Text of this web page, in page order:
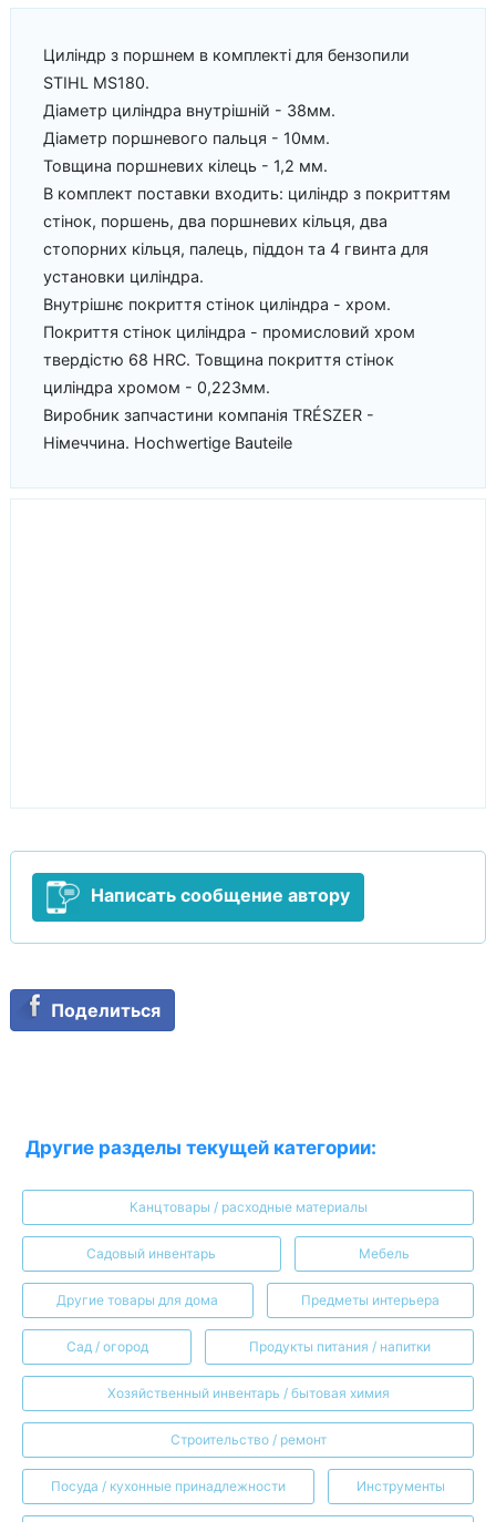
Циліндр з поршнем в комплекті для бензопили
STIHL MS180.
Діаметр циліндра внутрішній - 38мм.
Діаметр поршневого пальця - 10мм.
Товщина поршневих кілець - 1,2 мм.
В комплект поставки входить: циліндр з покриттям
стінок, поршень, два поршневих кільця, два
стопорних кільця, палець, піддон та 4 гвинта для
установки циліндра.
Внутрішнє покриття стінок циліндра - хром.
Покриття стінок циліндра - промисловий хром
твердістю 68 HRC. Товщина покриття стінок
циліндра хромом - 0,223мм.
Виробник запчастини компанія TRÉSZER -
Німеччина. Hochwertige Bauteile
Написать сообщение автору
Поделиться
Другие разделы текущей категории:
Канцтовары / расходные материалы
Садовый инвентарь Мебель
Другие товары для дома Предметы интерьера
Сад / огород Продукты питания / напитки
Хозяйственный инвентарь / бытовая химия
Строительство / ремонт
Посуда / кухонные принадлежности Инструменты